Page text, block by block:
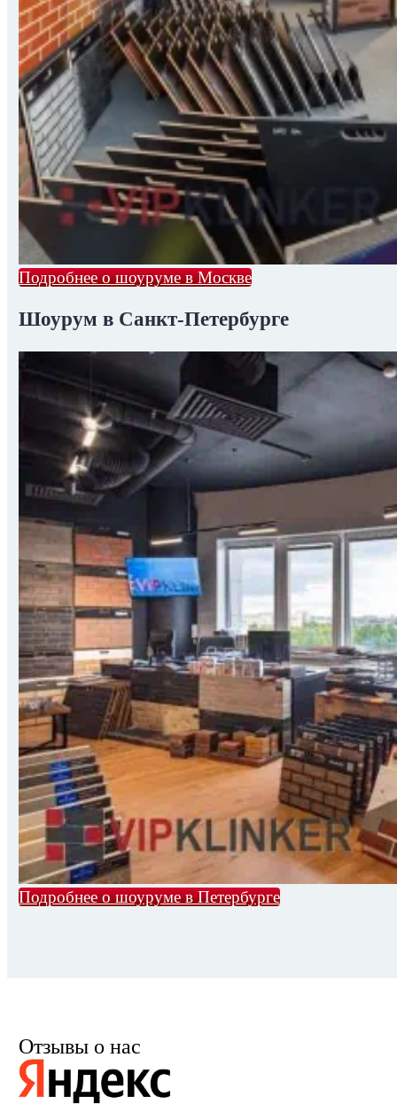
Подробнее о шоуруме в Москве
Шоурум в Санкт-Петербурге
Подробнее о шоуруме в Петербурге
Отзывы о нас